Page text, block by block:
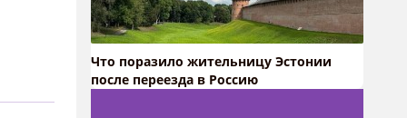
Что поразило жительницу Эстонии
после переезда в Россию